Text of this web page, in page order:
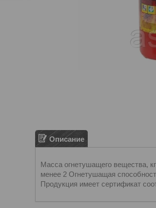
Описание
Масса огнетушащего вещества,
менее 2 Огнетушащая
Продукция имеет сертификат